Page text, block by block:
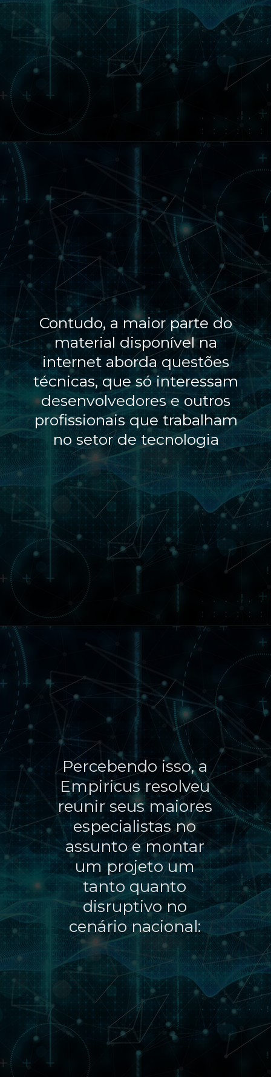
Contudo, a maior parte do
material disponível na
internet aborda questões
técnicas, que só interessam
desenvolvedores e outros
profissionais que trabalham
no setor de tecnologia
Percebendo isso, a
Empiricus resolveu
reunir seus maiores
especialistas no
assunto e montar
um projeto um
tanto quanto
disruptivo no
cenário nacional: